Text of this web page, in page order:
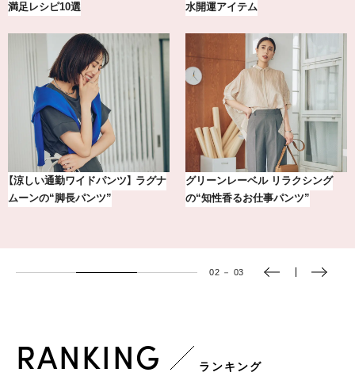
満足レシピ10選
水開運アイテム
【涼しい通勤ワイドパンツ】 ラグナ
ムーンの“脚長パンツ”
グリーンレーベル リラクシング
の“知性香るお仕事パンツ”
02 － 03
RANKING ランキング